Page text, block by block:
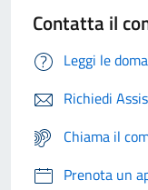
Contatta il
Leggi le
Richiedi
Chiama il
Prenota un